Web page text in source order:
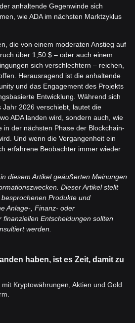
anhaltende Gegenwinde sich
wie ADA im nächsten Marktzyklus
die von einem moderaten Anstieg auf
über 1,50 $ – oder auch einem
sich verschlechtern – reichen,
Herausragend ist die anhaltende
und das Engagement des Projekts
Entwicklung. Während sich
2026 verschiebt, lautet die
ADA landen wird, sondern auch, wie
in der nächsten Phase der Blockchain-
Und wenn die Vergangenheit ein
erfahrene Beobachter immer wieder
diesem Artikel geäußerten Meinungen
Dieser Artikel stellt
Produkte und
Anlage-, Finanz- oder
finanziellen Entscheidungen sollten
werden.
haben, ist es Zeit, damit zu
Kryptowährungen, Aktien und Gold